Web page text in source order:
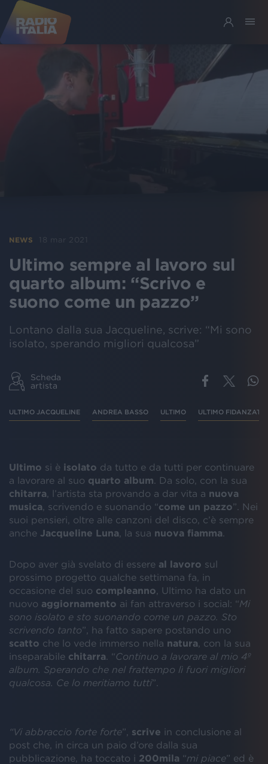
NEWS 18 mar 2021
Ultimo sempre al lavoro sul
quarto album: “Scrivo e
suono come un pazzo”
Lontano dalla sua Jacqueline, scrive: “Mi sono
isolato, sperando migliori qualcosa”
Scheda
artista
ULTIMO JACQUELINE ANDREA BASSO ULTIMO ULTIMO FIDANZATO
Ultimo si è isolato da tutto e da tutti per continuare
a lavorare al suo quarto album . Da solo, con la sua
chitarra , l’artista sta provando a dar vita a nuova
musica , scrivendo e suonando “come un pazzo”. Nei
suoi pensieri, oltre alle canzoni del disco, c’è sempre
anche Jacqueline Luna , la sua nuova fiamma
Dopo aver già svelato di essere al lavoro sul
prossimo progetto qualche settimana fa, in
occasione del suo compleanno , Ultimo ha dato un
nuovo aggiornamento ai fan attraverso i social: “Mi
sono isolato e sto suonando come un pazzo. Sto
scrivendo tanto”, ha fatto sapere postando uno
scatto che lo vede immerso nella natura , con la sua
inseparabile chitarra . “Continuo a lavorare al mio 4º
album. Sperando che nel frattempo lì fuori migliori
qualcosa. Ce lo meritiamo tutti”.
“Vi abbraccio forte forte”, scrive in conclusione al
post che, in circa un paio d’ore dalla sua
pubblicazione, ha toccato i 200mila “mi piace” ed è